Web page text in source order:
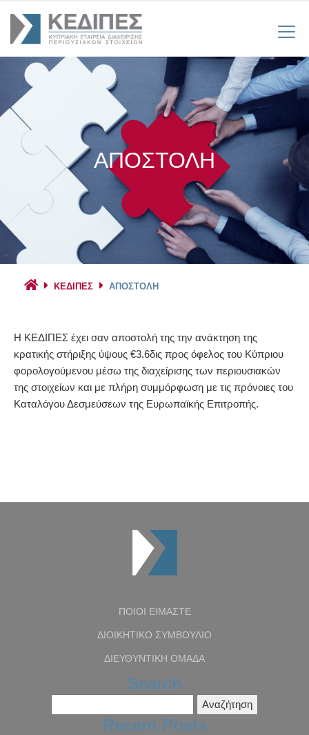
ΑΠΟΣΤΟΛΗ
ΚΕΔΙΠΕΣ ΑΠΟΣΤΟΛΗ
Η ΚΕΔΙΠΕΣ έχει σαν αποστολή της την ανάκτηση της
κρατικής στήριξης ύψους €3.6δις προς όφελος του Κύπριου
φορολογούμενου μέσω της διαχείρισης των περιουσιακών
της στοιχείων και με πλήρη συμμόρφωση με τις πρόνοιες του
Καταλόγου Δεσμεύσεων της Ευρωπαϊκής Επιτροπής.
ΠΟΙΟΙ ΕΙΜΑΣΤΕ
ΔΙΟΙΚΗΤΙΚΟ ΣΥΜΒΟΥΛΙΟ
ΔΙΕΥΘΥΝΤΙΚΗ ΟΜΑΔΑ
Search
για:
Recent Posts